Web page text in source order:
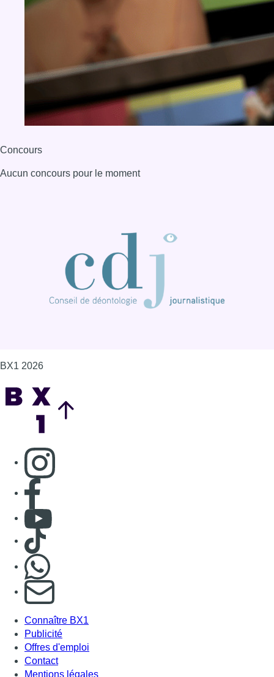
Concours
Aucun concours pour le moment
BX1 2026
Consulter page Instagram
Consulter page Facebook
Consulter Youtube
Consulter TikTok
S'abonner à notre newsletter
Connaître BX1
Publicité
Offres d'emploi
Contact
Mentions légales